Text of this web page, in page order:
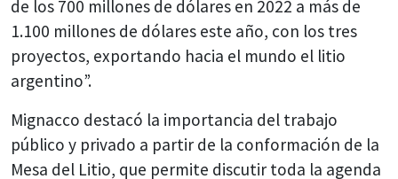
de los 700 millones de dólares en 2022 a más de
1.100 millones de dólares este año, con los tres
proyectos, exportando hacia el mundo el litio
argentino”.
Mignacco destacó la importancia del trabajo
público y privado a partir de la conformación de la
Mesa del Litio, que permite discutir toda la agenda